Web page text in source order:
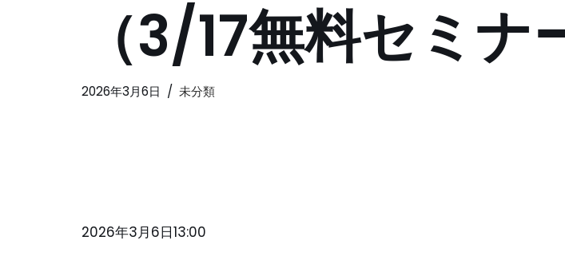
（3/17無料セミナ
2026年3月6日 未分類
2026年3月6日13:00